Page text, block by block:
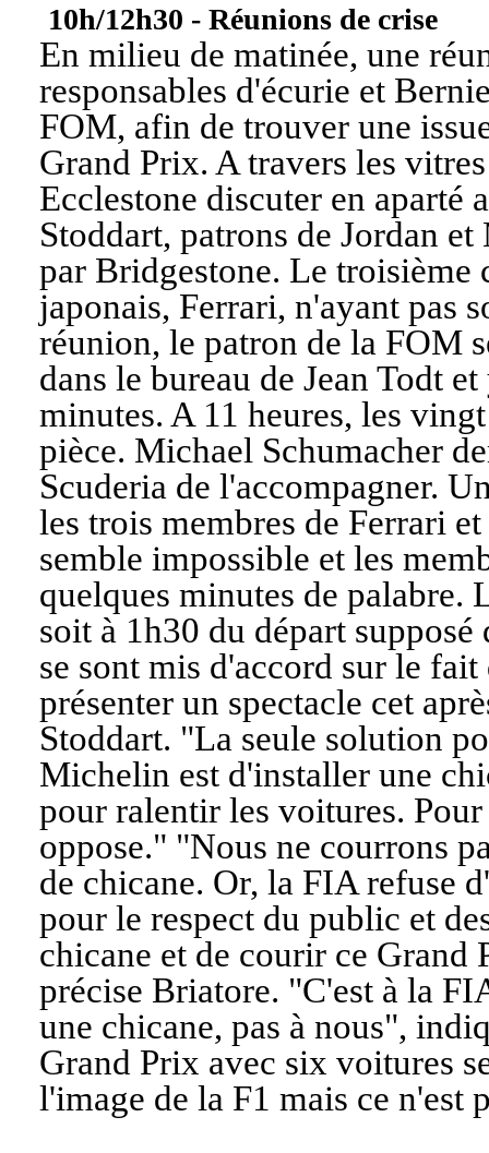
10h/12h30 - Réunions de crise
En milieu de matinée, une
responsables d'écurie et
FOM, afin de trouver une
Grand Prix. A travers les
Ecclestone discuter en aparté
Stoddart, patrons de Jordan
par Bridgestone. Le
japonais, Ferrari, n'ayant pas
réunion, le patron de la FOM
dans le bureau de Jean Todt
minutes. A 11 heures, les
pièce. Michael Schumacher
Scuderia de l'accompagner.
les trois membres de Ferrari
semble impossible et les
quelques minutes de palabre.
soit à 1h30 du départ
se sont mis d'accord sur le
présenter un spectacle cet
Stoddart. "La seule solution
Michelin est d'installer une
pour ralentir les voitures.
oppose." "Nous ne courrons
de chicane. Or, la FIA refuse
pour le respect du public et
chicane et de courir ce Grand
précise Briatore. "C'est à la
une chicane, pas à nous",
Grand Prix avec six voitures
l'image de la F1 mais ce n'est